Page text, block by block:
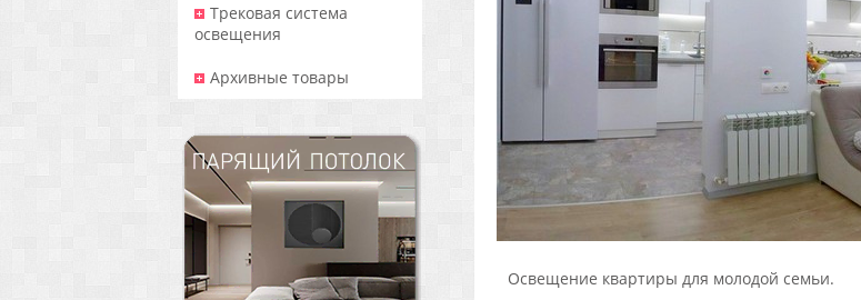
Трековая система
освещения
Архивные товары
Освещение квартиры для молодой семьи.